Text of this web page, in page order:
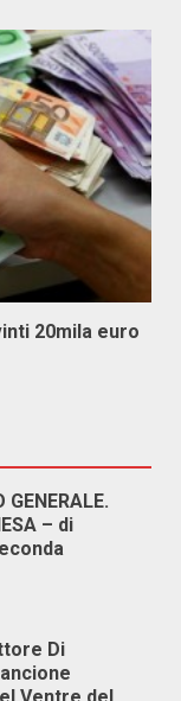
20mila euro
GENERALE.
– di
Di